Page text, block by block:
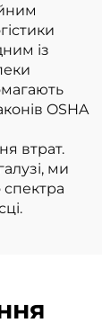
із
OSHA
втрат.
ми